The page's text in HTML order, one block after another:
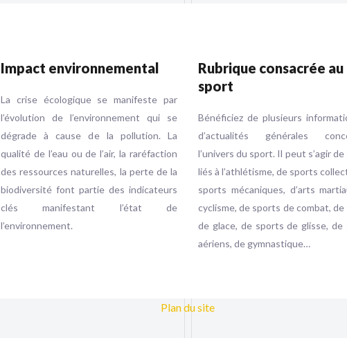
Impact environnemental
La crise écologique se manifeste par
l’évolution de l’environnement qui se
dégrade à cause de la pollution. La
qualité de l’eau ou de l’air, la raréfaction
des ressources naturelles, la perte de la
biodiversité font partie des indicateurs
clés manifestant l’état de
l’environnement.
Rubrique consacrée au
sport
Bénéficiez de plusieurs
d’actualités générales
l’univers du sport. Il peut s’agir
liés à l’athlétisme, de sports
sports mécaniques, d’arts
cyclisme, de sports de combat,
de glace, de sports de glisse, de
aériens, de gymnastique…
Plan du site